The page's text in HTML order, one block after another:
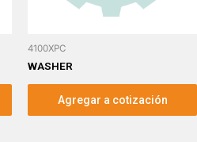
4100XPC
WASHER
Agregar a cotización